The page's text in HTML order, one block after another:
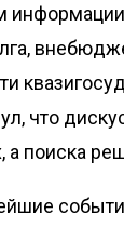
что
а поиска